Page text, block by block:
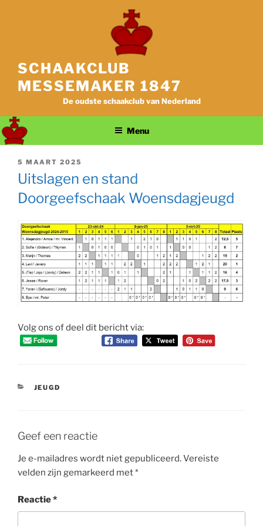
SCHAAKCLUB
MESSEMAKER 1847
De oudste schaakclub van Nederland
Menu
GEPLAATST
OP
5 MAART 2025
Uitslagen en stand
Doorgeefschaak Woensdagjeugd
Volg ons of deel dit bericht via:
CATEGORIEËN
JEUGD
Geef een reactie
Je e-mailadres wordt niet gepubliceerd.Vereiste
velden zijn gemarkeerd met*
Reactie*